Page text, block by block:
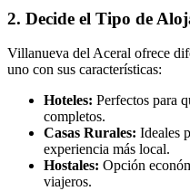
2. Decide el Tipo de
Villanueva del Aceral ofrece
uno con sus características:
Hoteles: Perfectos para
completos.
Casas Rurales: Ideales
experiencia más local.
Hostales: Opción
viajeros.